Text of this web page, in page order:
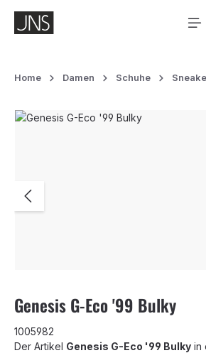
Zum Hauptinhalt springen
Home Damen Schuhe
Bildergalerie überspringen
Genesis G-Eco '99 Bulky
1005982
Der Artikel Genesis G-Eco '99 Bulky in